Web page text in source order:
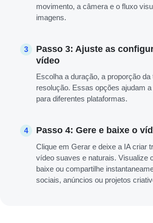
movimento, a câmera e o fluxo
imagens.
3
Passo 3: Ajuste as
vídeo
Escolha a duração, a proporção da
resolução. Essas opções ajudam
para diferentes plataformas.
4 Passo 4: Gere e baixe o
Clique em Gerar e deixe a IA criar
vídeo suaves e naturais. Visualize
baixe ou compartilhe
sociais, anúncios ou projetos